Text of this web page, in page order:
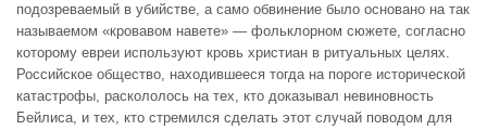
подозреваемый в убийстве, а само обвинение было основано на так
называемом «кровавом навете» — фольклорном сюжете, согласно
которому евреи используют кровь христиан в ритуальных целях.
Российское общество, находившееся тогда на пороге исторической
катастрофы, раскололось на тех, кто доказывал невиновность
Бейлиса, и тех, кто стремился сделать этот случай поводом для